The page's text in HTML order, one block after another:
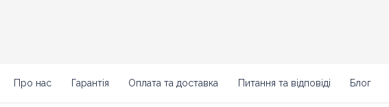
Про нас Гарантія Оплата та доставка Питання та відповіді Блог